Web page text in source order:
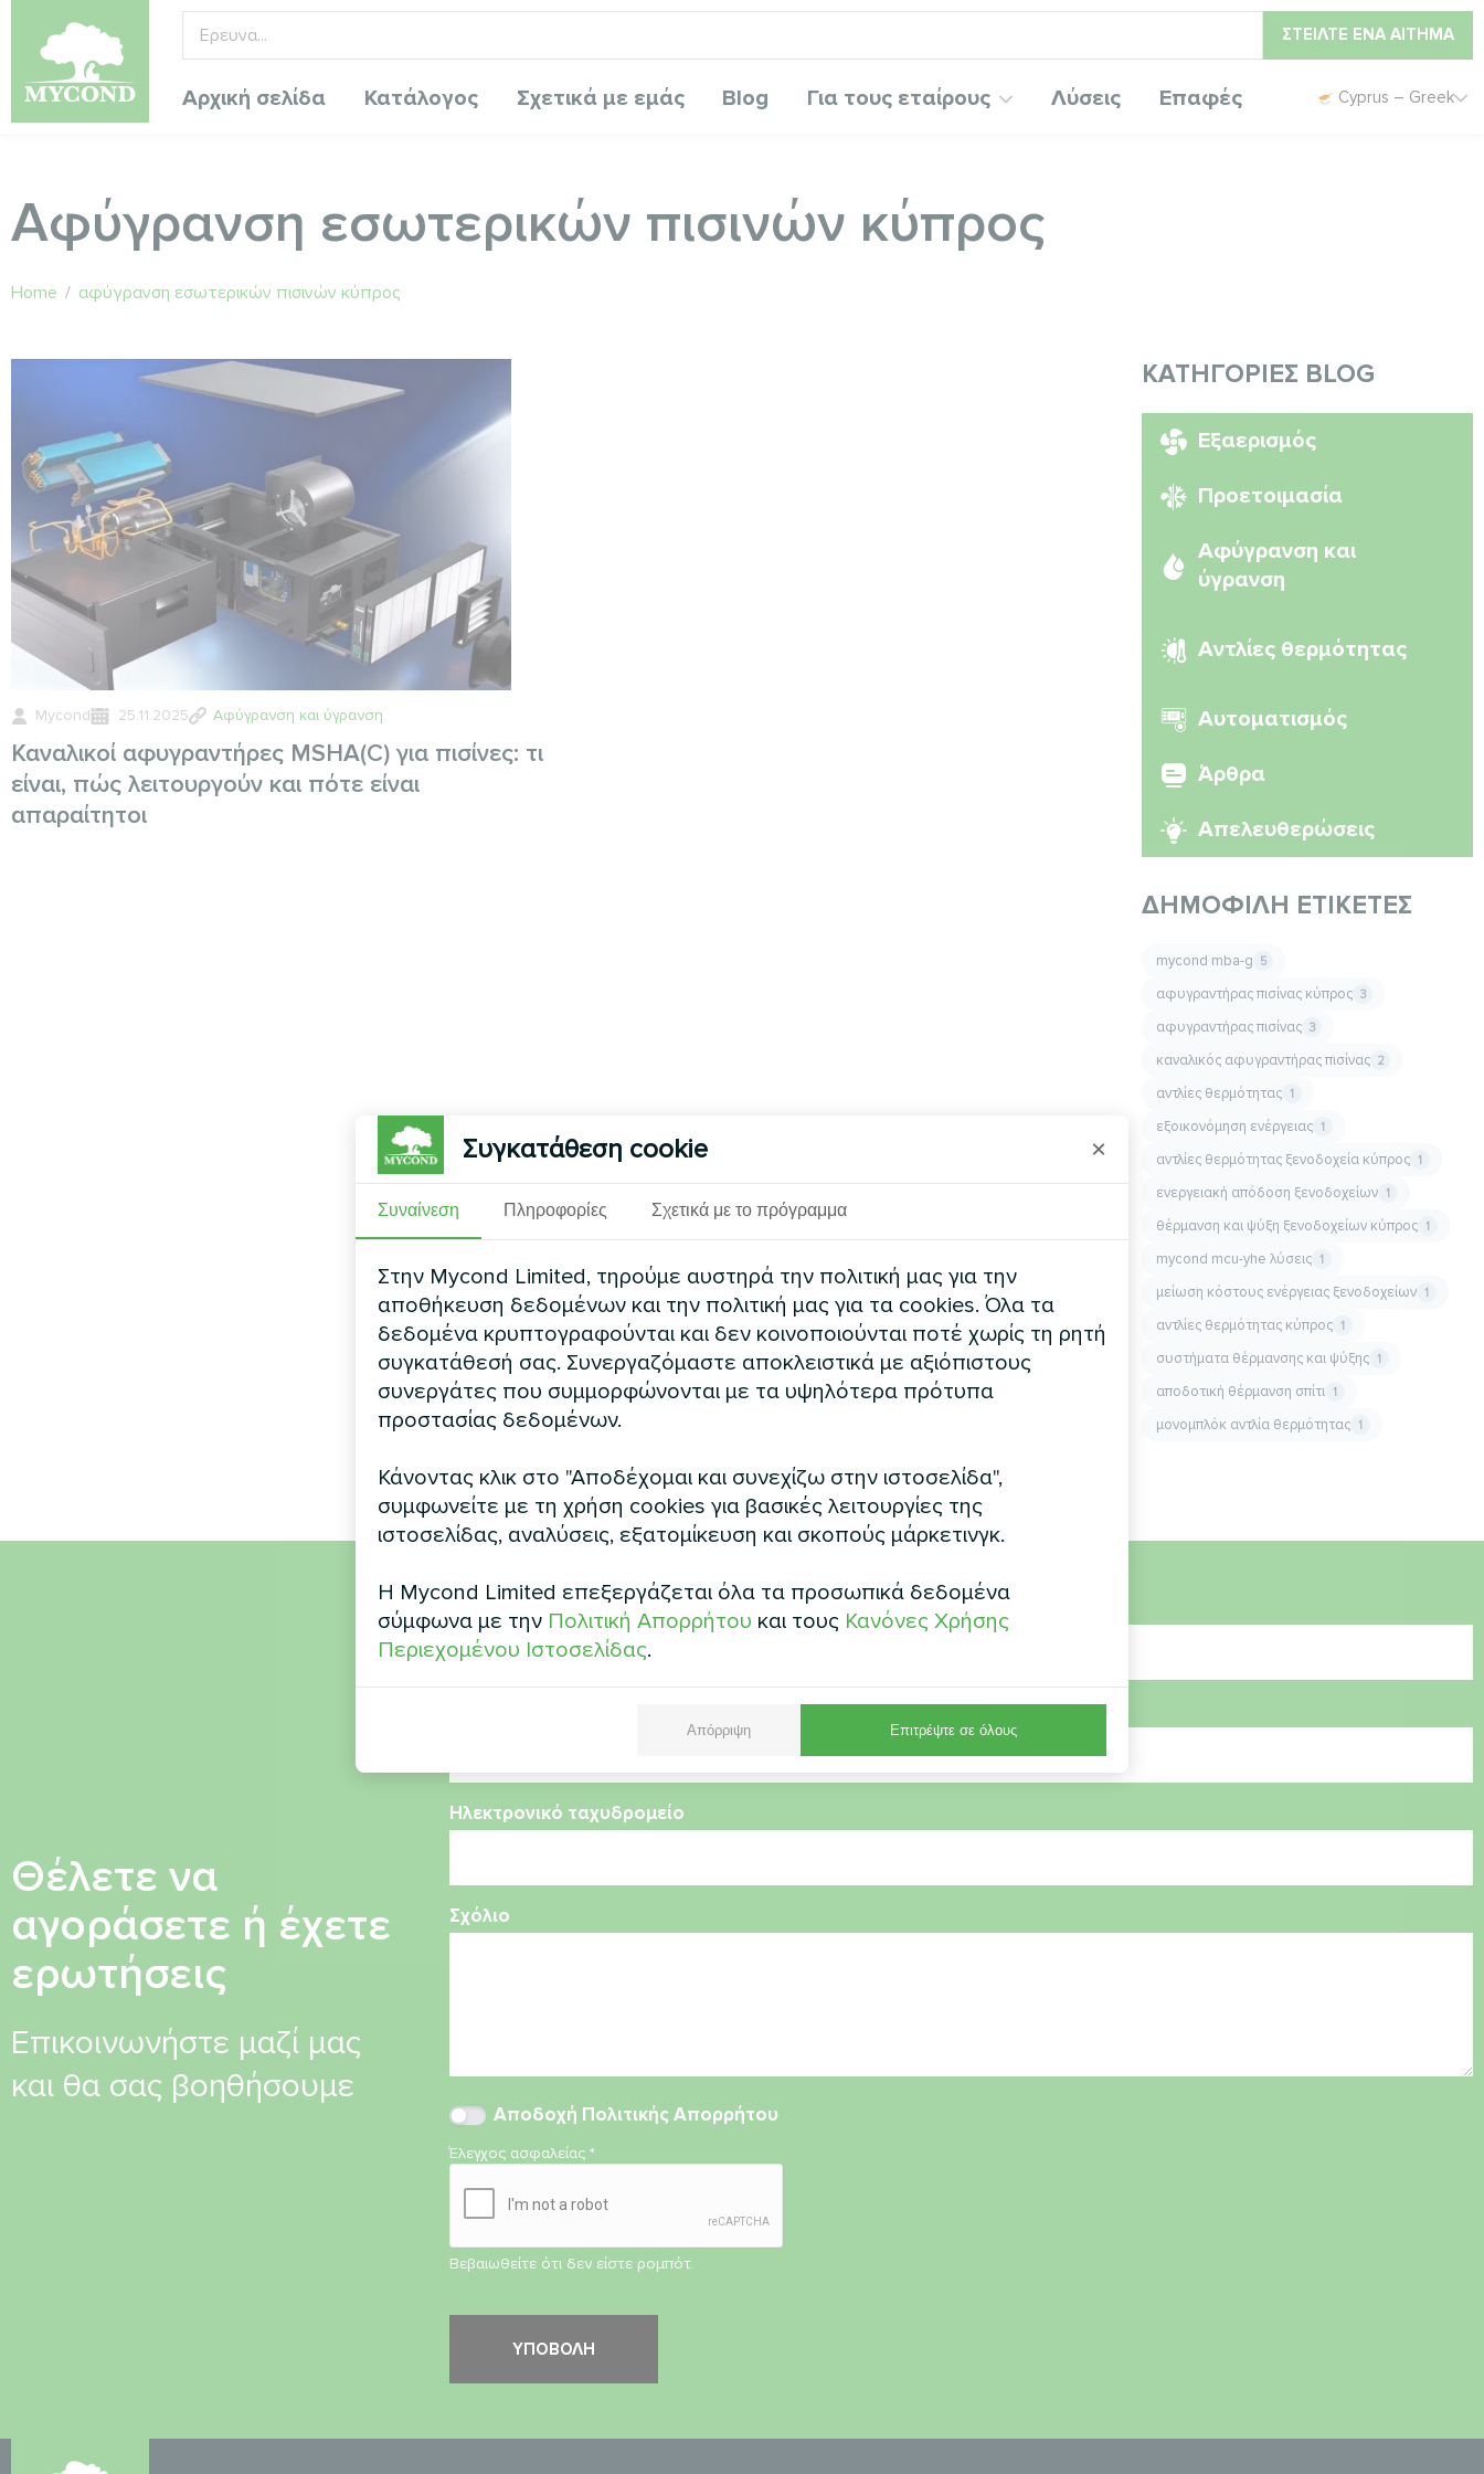
ΣΤΕΊΛΤΕ ΈΝΑ ΑΊΤΗΜΑ
Αρχική σελίδα Κατάλογος Σχετικά με εμάς Blog Για τους εταίρους Λύσεις Επαφές Cyprus – Greek
Αφύγρανση εσωτερικών πισινών κύπρος
Home / αφύγρανση εσωτερικών πισινών κύπρος
Mycond 25.11.2025 Αφύγρανση και ύγρανση
Καναλικοί αφυγραντήρες MSHA(C) για πισίνες: τι
είναι, πώς λειτουργούν και πότε είναι
απαραίτητοι
ΚΑΤΗΓΟΡΊΕΣ BLOG
Εξαερισμός
Προετοιμασία
Αφύγρανση και
ύγρανση
Αντλίες θερμότητας
Αυτοματισμός
Άρθρα
Απελευθερώσεις
ΔΗΜΟΦΙΛΉ ΕΤΙΚΈΤΕΣ
mycond mba-g 5
αφυγραντήρας πισίνας κύπρος 3
αφυγραντήρας πισίνας 3
καναλικός αφυγραντήρας πισίνας 2
αντλίες θερμότητας 1
εξοικονόμηση ενέργειας 1
αντλίες θερμότητας ξενοδοχεία κύπρος 1
ενεργειακή απόδοση ξενοδοχείων 1
θέρμανση και ψύξη ξενοδοχείων κύπρος 1
mycond mcu-yhe λύσεις 1
μείωση κόστους ενέργειας ξενοδοχείων 1
αντλίες θερμότητας κύπρος 1
συστήματα θέρμανσης και ψύξης 1
αποδοτική θέρμανση σπίτι 1
μονομπλόκ αντλία θερμότητας 1
Θέλετε να
αγοράσετε ή έχετε
ερωτήσεις
Επικοινωνήστε μαζί μας
και θα σας βοηθήσουμε
Ηλεκτρονικό ταχυδρομείο
Σχόλιο
Αποδοχή Πολιτικής Απορρήτου
Έλεγχος ασφαλείας*
Βεβαιωθείτε ότι δεν είστε ρομπότ.
Συγκατάθεση cookie ×
Συναίνεση Πληροφορίες Σχετικά με το πρόγραμμα
Στην Mycond Limited, τηρούμε αυστηρά την πολιτική μας για την
αποθήκευση δεδομένων και την πολιτική μας για τα cookies. Όλα τα
δεδομένα κρυπτογραφούνται και δεν κοινοποιούνται ποτέ χωρίς τη ρητή
συγκατάθεσή σας. Συνεργαζόμαστε αποκλειστικά με αξιόπιστους
συνεργάτες που συμμορφώνονται με τα υψηλότερα πρότυπα
προστασίας δεδομένων.
Κάνοντας κλικ στο "Αποδέχομαι και συνεχίζω στην ιστοσελίδα",
συμφωνείτε με τη χρήση cookies για βασικές λειτουργίες της
ιστοσελίδας, αναλύσεις, εξατομίκευση και σκοπούς μάρκετινγκ.
Η Mycond Limited επεξεργάζεται όλα τα προσωπικά δεδομένα
σύμφωνα με την Πολιτική Απορρήτου και τους Κανόνες Χρήσης
Περιεχομένου Ιστοσελίδας.
Απόρριψη Επιτρέψτε σε όλους